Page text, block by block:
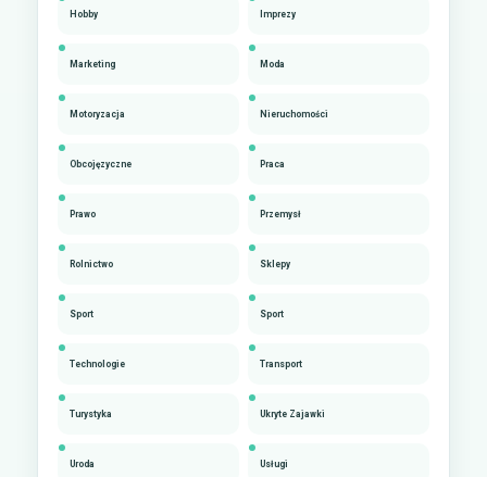
Hobby Imprezy
Marketing Moda
Motoryzacja Nieruchomości
Obcojęzyczne Praca
Prawo Przemysł
Rolnictwo Sklepy
Sport Sport
Technologie Transport
Turystyka Ukryte Zajawki
Uroda Usługi